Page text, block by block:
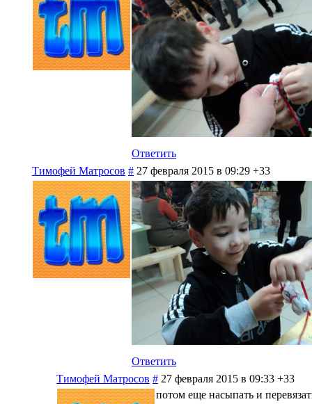
Ответить
Тимофей Матросов # 27 февраля 2015 в 09:29 +33
Ответить
Тимофей Матросов # 27 февраля 2015 в 09:33 +33
потом еще насыпать и